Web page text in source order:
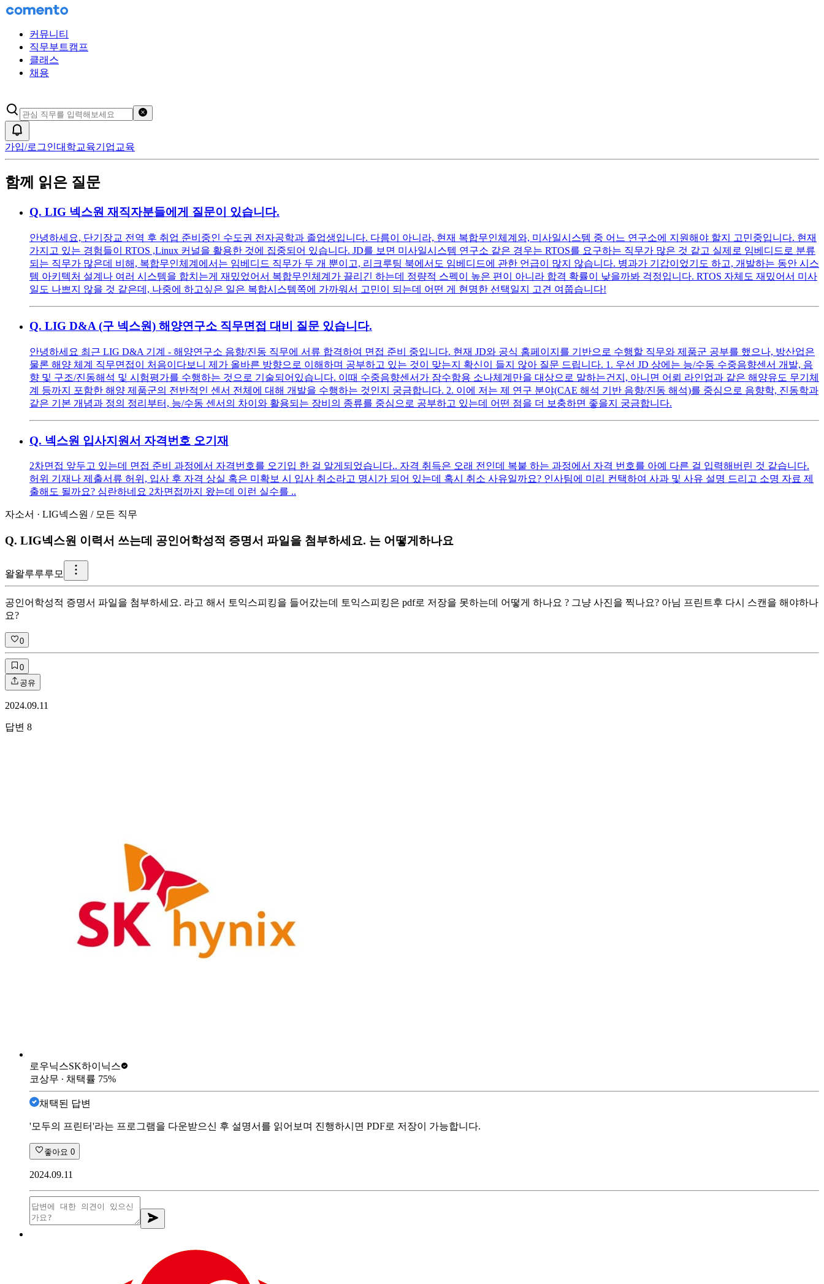
커뮤니티
직무부트캠프
클래스
채용
가입/로그인대학교육기업교육
함께 읽은 질문
Q. LIG 넥스원 재직자분들에게 질문이 있습니다.
안녕하세요, 단기장교 전역 후 취업 준비중인 수도권 전자공학과 졸업생입니다. 다름이 아니라, 현재 복합무인체계와, 미사일시스템 중 어느 연구소에 지원해야 할지 고민중입니다. 현재
가지고 있는 경험들이 RTOS ,Linux 커널을 활용한 것에 집중되어 있습니다. JD를 보면 미사일시스템 연구소 같은 경우는 RTOS를 요구하는 직무가 많은 것 같고 실제로 임베디드로 분류
되는 직무가 많은데 비해, 복합무인체계에서는 임베디드 직무가 두 개 뿐이고, 리크루팅 북에서도 임베디드에 관한 언급이 많지 않습니다. 병과가 기갑이었기도 하고, 개발하는 동안 시스
템 아키텍처 설계나 여러 시스템을 합치는게 재밌었어서 복합무인체계가 끌리긴 하는데 정량적 스펙이 높은 편이 아니라 합격 확률이 낮을까봐 걱정입니다. RTOS 자체도 재밌어서 미사
일도 나쁘지 않을 것 같은데, 나중에 하고싶은 일은 복합시스템쪽에 가까워서 고민이 되는데 어떤 게 현명한 선택일지 고견 여쭙습니다!
Q. LIG D&A (구 넥스원) 해양연구소 직무면접 대비 질문 있습니다.
안녕하세요 최근 LIG D&A 기계 - 해양연구소 음향/진동 직무에 서류 합격하여 면접 준비 중입니다. 현재 JD와 공식 홈페이지를 기반으로 수행할 직무와 제품군 공부를 했으나, 방산업은
물론 해양 체계 직무면접이 처음이다보니 제가 올바른 방향으로 이해하며 공부하고 있는 것이 맞는지 확신이 들지 않아 질문 드립니다. 1. 우선 JD 상에는 능/수동 수중음향센서 개발, 음
향 및 구조/진동해석 및 시험평가를 수행하는 것으로 기술되어있습니다. 이때 수중음향센서가 잠수함용 소나체계만을 대상으로 말하는건지, 아니면 어뢰 라인업과 같은 해양유도 무기체
계 등까지 포함한 해양 제품군의 전반적인 센서 전체에 대해 개발을 수행하는 것인지 궁금합니다. 2. 이에 저는 제 연구 분야(CAE 해석 기반 음향/진동 해석)를 중심으로 음향학, 진동학과
같은 기본 개념과 정의 정리부터, 능/수동 센서의 차이와 활용되는 장비의 종류를 중심으로 공부하고 있는데 어떤 점을 더 보충하면 좋을지 궁금합니다.
Q. 넥스원 입사지원서 자격번호 오기재
2차면접 앞두고 있는데 면접 준비 과정에서 자격번호를 오기입 한 걸 알게되었습니다.. 자격 취득은 오래 전인데 복붙 하는 과정에서 자격 번호를 아예 다른 걸 입력해버린 것 같습니다.
허위 기재나 제출서류 허위, 입사 후 자격 상실 혹은 미확보 시 입사 취소라고 명시가 되어 있는데 혹시 취소 사유일까요? 인사팀에 미리 컨택하여 사과 및 사유 설명 드리고 소명 자료 제
출해도 될까요? 심란하네요 2차면접까지 왔는데 이런 실수를 ..
자소서 · LIG넥스원 / 모든 직무
Q. LIG넥스원 이력서 쓰는데 공인어학성적 증명서 파일을 첨부하세요. 는 어떻게하나요
왈왈루루루모
공인어학성적 증명서 파일을 첨부하세요. 라고 해서 토익스피킹을 들어갔는데 토익스피킹은 pdf로 저장을 못하는데 어떻게 하나요 ? 그냥 사진을 찍나요? 아님 프린트후 다시 스캔을 해야하나
요?
0
0
공유
2024.09.11
답변 8
로우닉스SK하이닉스
코상무 ∙ 채택률 75%
채택된 답변
'모두의 프린터'라는 프로그램을 다운받으신 후 설명서를 읽어보며 진행하시면 PDF로 저장이 가능합니다.
좋아요 0
2024.09.11